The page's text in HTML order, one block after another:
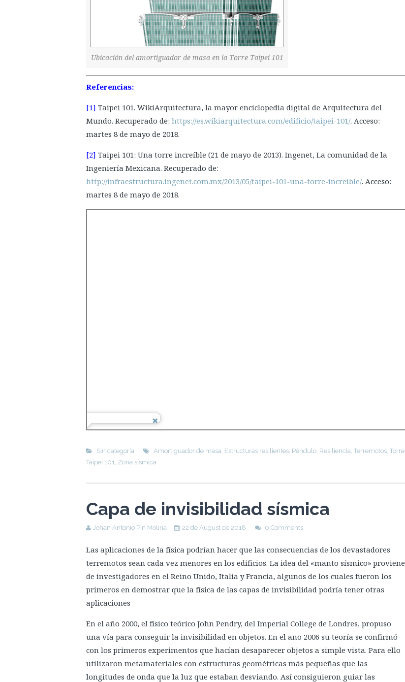
Ubicación del amortiguador de masa en la Torre Taipei 101
Referencias:
[1] Taipei 101. WikiArquitectura, la mayor enciclopedia digital de Arquitectura del
Mundo. Recuperado de: https://es.wikiarquitectura.com/edificio/taipei-101/. Acceso:
martes 8 de mayo de 2018.
[2] Taipei 101: Una torre increíble (21 de mayo de 2013). Ingenet, La comunidad de la
Ingeniería Mexicana. Recuperado de:
http://infraestructura.ingenet.com.mx/2013/05/taipei-101-una-torre-increible/. Acceso:
martes 8 de mayo de 2018.
Sin categoría Amortiguador de masa Estructuras resilientes Péndulo Resiliencia Terremotos Torre
Taipei 101 Zona sísmica
Capa de invisibilidad sísmica
Johan Antonio Pin Molina 22 de August de 2018 0 Comments
Las aplicaciones de la física podrían hacer que las consecuencias de los devastadores
terremotos sean cada vez menores en los edificios. La idea del «manto sísmico» proviene
de investigadores en el Reino Unido, Italia y Francia, algunos de los cuales fueron los
primeros en demostrar que la física de las capas de invisibilidad podría tener otras
aplicaciones
En el año 2000, el físico teórico John Pendry, del Imperial College de Londres, propuso
una vía para conseguir la invisibilidad en objetos. En el año 2006 su teoría se confirmó
con los primeros experimentos que hacían desaparecer objetos a simple vista. Para ello
utilizaron metamateriales con estructuras geométricas más pequeñas que las
longitudes de onda que la luz que estaban desviando. Así consiguieron guiar las